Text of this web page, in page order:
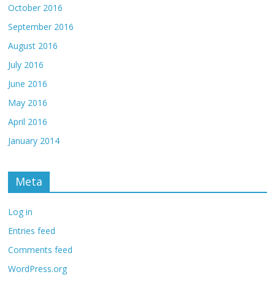
October 2016
September 2016
August 2016
July 2016
June 2016
May 2016
April 2016
January 2014
Meta
Log in
Entries feed
Comments feed
WordPress.org